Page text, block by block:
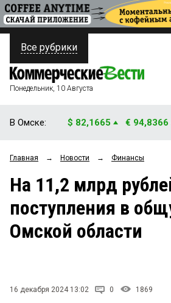
ПОЛИТИКА
ФИНАНСЫ
ОБЩЕСТВО
ЗАКОН
НОВОСТИ КОМПАНИЙ
Все рубрики
Понедельник, 10 Августа
В Омске: $ 82,1665 € 94,8366
Главная → Новости → Финансы
На 11,2 млрд
поступления в
Омской области
16 декабря 2024 13:02 0 1869